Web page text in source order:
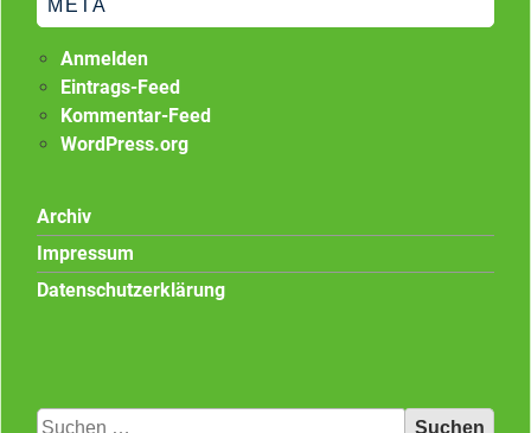
META
Anmelden
Eintrags-Feed
Kommentar-Feed
WordPress.org
Archiv
Impressum
Datenschutzerklärung
Suchen